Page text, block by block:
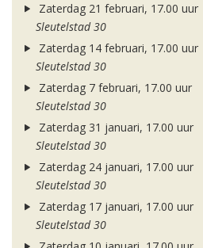
Zaterdag 21 februari, 17.00 uur
Sleutelstad 30
Zaterdag 14 februari, 17.00 uur
Sleutelstad 30
Zaterdag 7 februari, 17.00 uur
Sleutelstad 30
Zaterdag 31 januari, 17.00 uur
Sleutelstad 30
Zaterdag 24 januari, 17.00 uur
Sleutelstad 30
Zaterdag 17 januari, 17.00 uur
Sleutelstad 30